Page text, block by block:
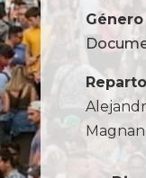
Género
Reparto
Magnan